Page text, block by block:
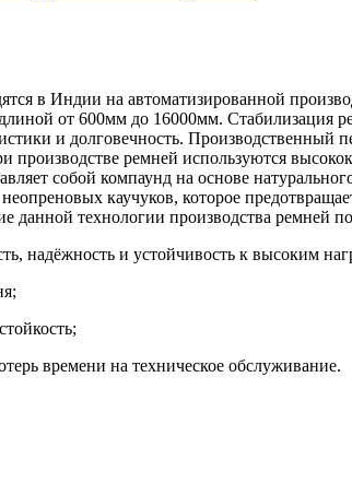
в Индии на автоматизированной
от 600мм до 16000мм. Стабилизация
и долговечность. Производственный
производстве ремней используются
собой компаунд на основе
каучуков, которое
данной технологии производства ремней
надёжность и устойчивость к высоким
времени на техническое обслуживание.